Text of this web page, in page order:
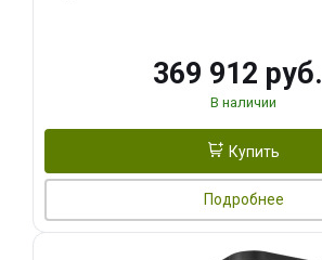
369 912 руб.
В наличии
Купить
Подробнее